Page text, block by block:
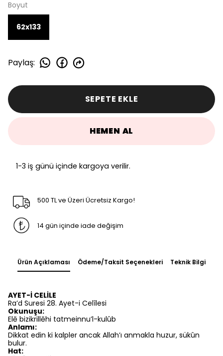
Boyut
62x133
Paylaş:
SEPETE EKLE
HEMEN AL
1-3 iş günü içinde kargoya verilir.
500 TL ve Üzeri Ücretsiz Kargo!
14 gün içinde iade değişim
Ürün Açıklaması Ödeme/Taksit Seçenekleri Teknik Bilgi
AYET-İ CELİLE
Ra’d Suresi 28. Ayet-i Celîlesi
Okunuşu:
Elē bizikrillēhi tatmeinnu’l-kulûb
Anlamı:
Dikkat edin ki kalpler ancak Allah’ı anmakla huzur, sükûn
bulur.
Hat: